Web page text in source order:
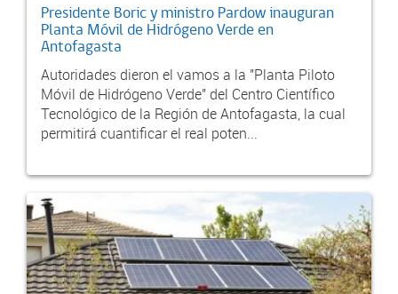
Presidente Boric y ministro Pardow inauguran
Planta Móvil de Hidrógeno Verde en
Antofagasta
Autoridades dieron el vamos a la "Planta Piloto
Móvil de Hidrógeno Verde" del Centro Científico
Tecnológico de la Región de Antofagasta, la cual
permitirá cuantificar el real poten...